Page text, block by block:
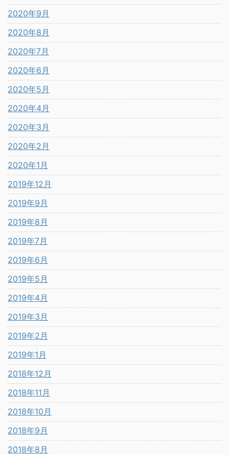
2020年9月
2020年8月
2020年7月
2020年6月
2020年5月
2020年4月
2020年3月
2020年2月
2020年1月
2019年12月
2019年9月
2019年8月
2019年7月
2019年6月
2019年5月
2019年4月
2019年3月
2019年2月
2019年1月
2018年12月
2018年11月
2018年10月
2018年9月
2018年8月